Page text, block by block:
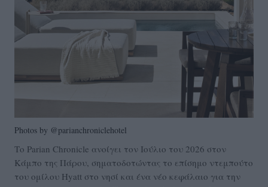
Photos by @parianchroniclehotel
Το Parian Chronicle ανοίγει τον Ιούλιο του 2026 στον
Κάμπο της Πάρου, σηματοδοτώντας το επίσημο ντεμπούτο
του ομίλου Hyatt στο νησί και ένα νέο κεφάλαιο για την